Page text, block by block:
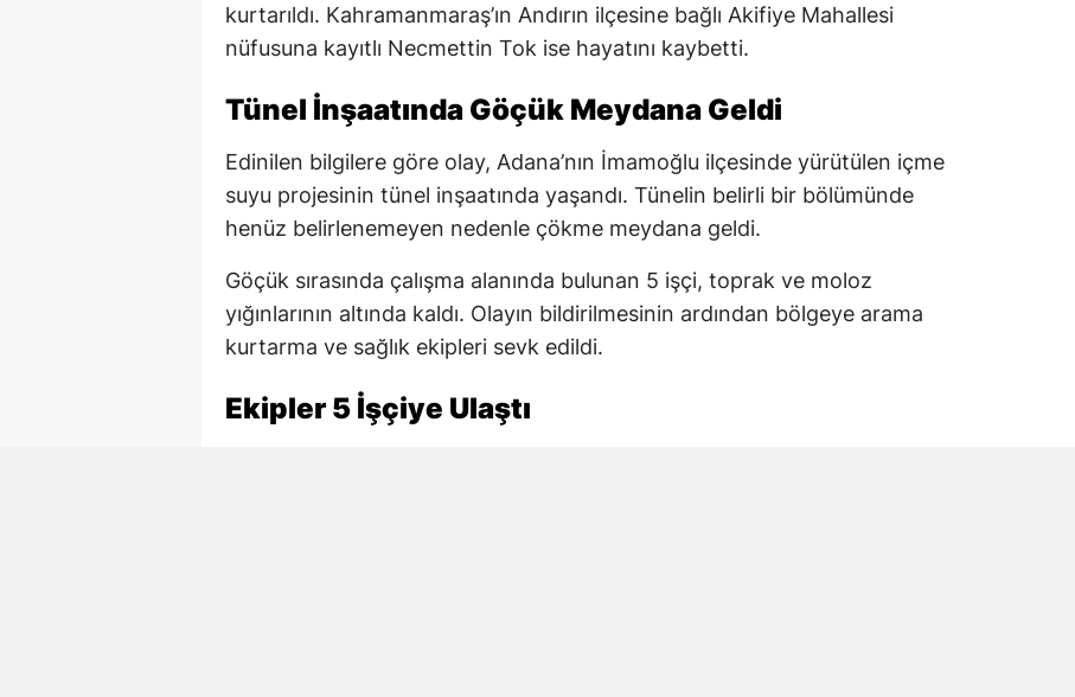
kurtarıldı. Kahramanmaraş’ın Andırın ilçesine bağlı Akifiye Mahallesi
nüfusuna kayıtlı Necmettin Tok ise hayatını kaybetti.
Tünel İnşaatında Göçük Meydana Geldi
Edinilen bilgilere göre olay, Adana’nın İmamoğlu ilçesinde yürütülen içme
suyu projesinin tünel inşaatında yaşandı. Tünelin belirli bir bölümünde
henüz belirlenemeyen nedenle çökme meydana geldi.
Göçük sırasında çalışma alanında bulunan 5 işçi, toprak ve moloz
yığınlarının altında kaldı. Olayın bildirilmesinin ardından bölgeye arama
kurtarma ve sağlık ekipleri sevk edildi.
Ekipler 5 İşçiye Ulaştı